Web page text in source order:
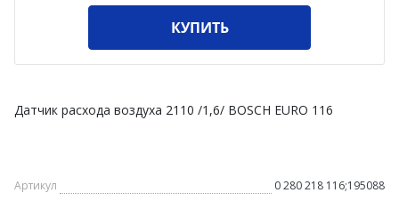
КУПИТЬ
Датчик расхода воздуха 2110 /1,6/ BOSCH EURO 116
Артикул 0 280 218 116;195088